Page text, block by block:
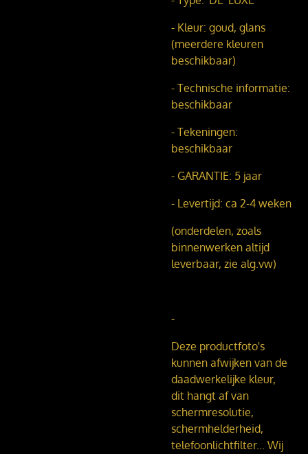
- Kleur: goud, glans
(meerdere kleuren
beschikbaar)
- Technische informatie:
beschikbaar
- Tekeningen:
beschikbaar
- GARANTIE: 5 jaar
- Levertijd: ca 2-4 weken
(onderdelen, zoals
binnenwerken altijd
leverbaar, zie alg.vw)
-
Deze productfoto's
kunnen afwijken van de
daadwerkelijke kleur,
dit hangt af van
schermresolutie,
schermhelderheid,
telefoonlichtfilter... Wij